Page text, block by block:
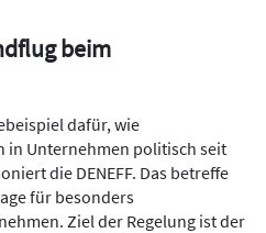
beim
dafür, wie
in Unternehmen politisch seit
die DENEFF. Das betreffe
für besonders
Ziel der Regelung ist der